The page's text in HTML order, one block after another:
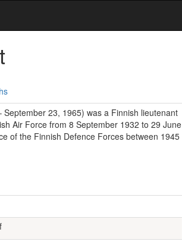
23, 1965) was a Finnish lieutenant
Air Force from 8 September 1932 to 29 June
of the Finnish Defence Forces between 1945